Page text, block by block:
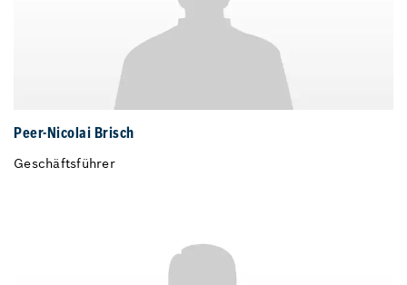
Peer-Nicolai Brisch
Geschäftsführer